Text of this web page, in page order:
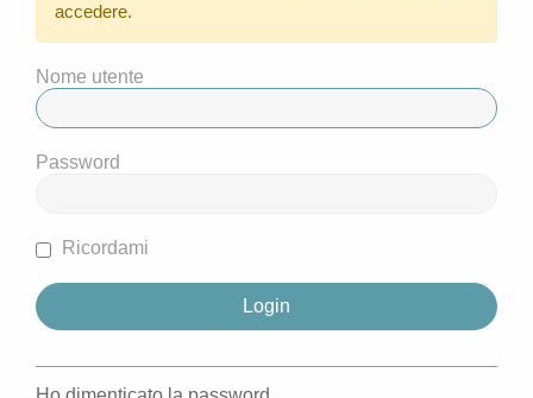
accedere.
Nome utente
Password
Ricordami